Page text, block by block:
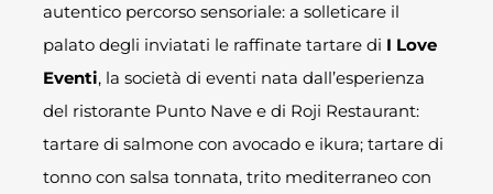
autentico percorso sensoriale: a solleticare il
palato degli inviatati le raffinate tartare di I Love
Eventi, la società di eventi nata dall’esperienza
del ristorante Punto Nave e di Roji Restaurant:
tartare di salmone con avocado e ikura; tartare di
tonno con salsa tonnata, trito mediterraneo con